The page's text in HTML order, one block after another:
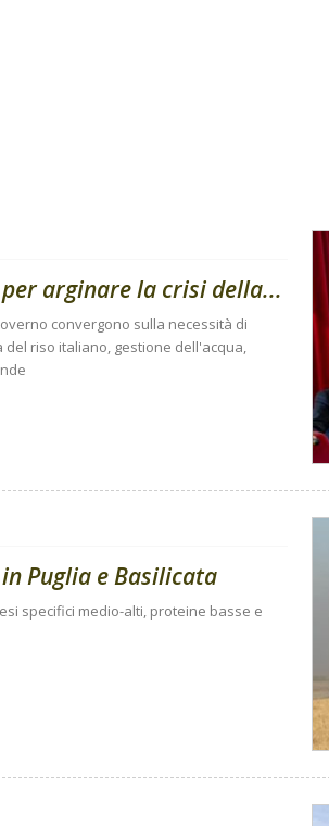
arginare la crisi della...
convergono sulla necessità di
riso italiano, gestione dell'acqua,
Puglia e Basilicata
specifici medio-alti, proteine basse e